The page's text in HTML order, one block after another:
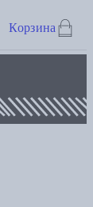
Корзина